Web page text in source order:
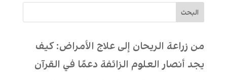
البحث
من زراعة الريحان إلى علاج الأمراض: كيف
يجد أنصار العلوم الزائفة دعمًا في القرآن